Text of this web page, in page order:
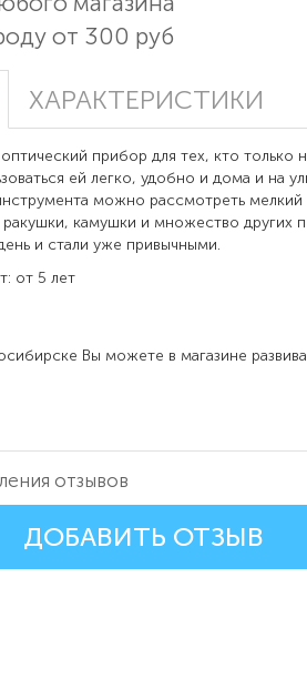
от 300 руб
ХАРАКТЕРИСТИКИ
прибор для тех, кто только
ей легко, удобно и дома и на
можно рассмотреть мелкий
камушки и множество других
и стали уже привычными.
от 5 лет
Вы можете в магазине
отзывов
ДОБАВИТЬ ОТЗЫВ